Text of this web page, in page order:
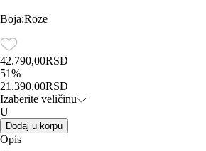
Boja:Roze
42.790,00RSD
51%
21.390,00RSD
Izaberite veličinu
U
Dodaj u korpu
Opis